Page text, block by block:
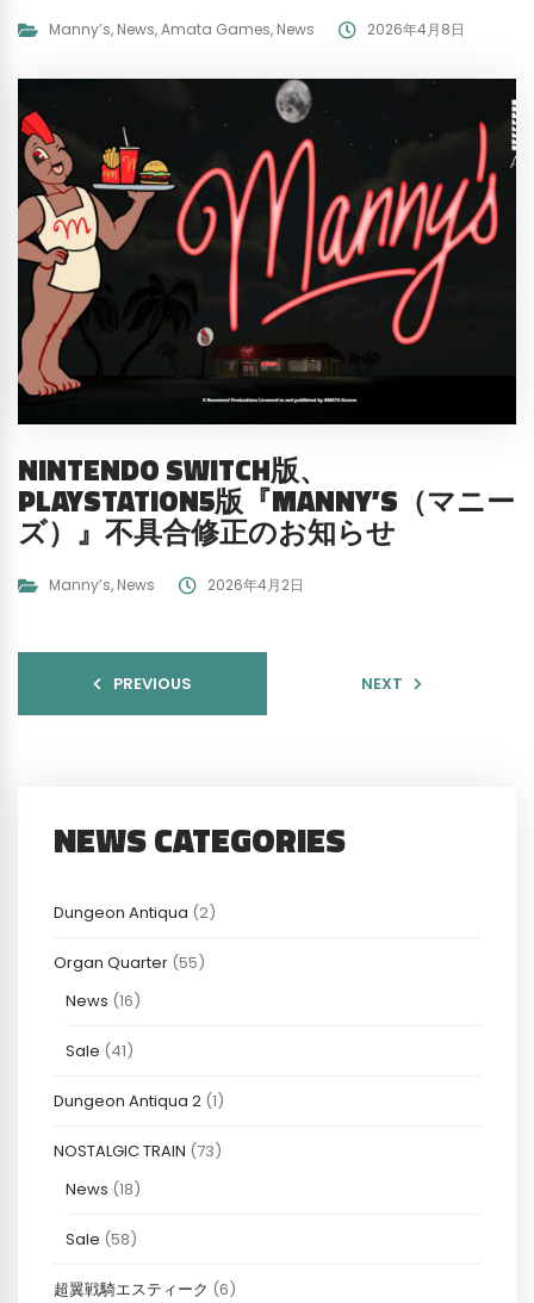
Manny’s, News,Amata Games, News 2026年4月8日
NINTENDO SWITCH版、
PLAYSTATION5版『MANNY’S（マニー
ズ）』不具合修正のお知らせ
Manny’s, News 2026年4月2日
PREVIOUS NEXT
NEWS CATEGORIES
Dungeon Antiqua (2)
Organ Quarter (55)
News (16)
Sale (41)
Dungeon Antiqua 2 (1)
NOSTALGIC TRAIN (73)
News (18)
Sale (58)
超翼戦騎エスティーク (6)